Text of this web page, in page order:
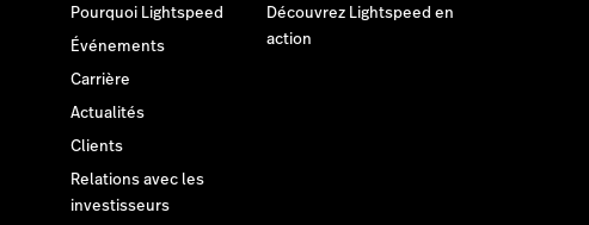
Pourquoi Lightspeed
Événements
Carrière
Actualités
Clients
Relations avec les
investisseurs
Découvrez Lightspeed en
action